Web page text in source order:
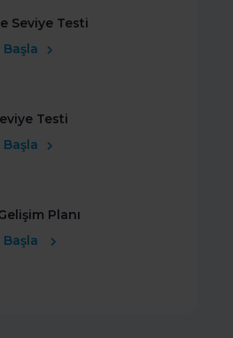
Seviye Testi
Testi
Planı